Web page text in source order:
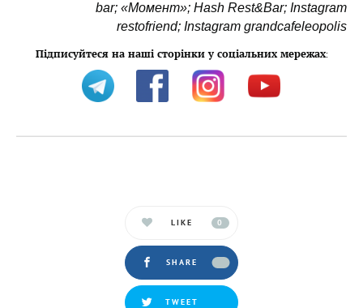
bar; «Момент»; Hash Rest&Bar; Instagram
restofriend; Instagram grandcafeleopolis
Підписуйтеся на наші сторінки у соціальних мережах:
LIKE 0
SHARE
TWEET